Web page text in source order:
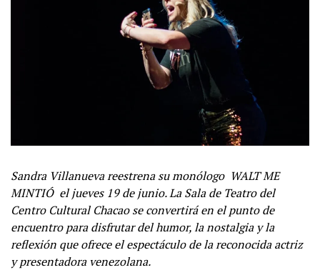
Sandra Villanueva reestrena su monólogo WALT ME
MINTIÓ el jueves 19 de junio. La Sala de Teatro del
Centro Cultural Chacao se convertirá en el punto de
encuentro para disfrutar del humor, la nostalgia y la
reflexión que ofrece el espectáculo de la reconocida actriz
y presentadora venezolana.